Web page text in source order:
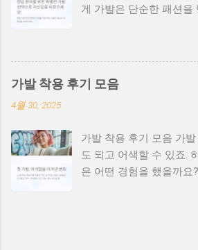
게 가발은 단순한 패션을
한 두피 상태에서는 안
매우 중요합니다. 항암
별해야 할까? 항암치료
부작용이며, 두피 또한
전문센터의 장점 ✅ 전문
전성 검증 완료 ✅ 민감
봉제 처리 ✅ 환자 상태에
항암가발 선택 시 체크
가발 착용 후기 모음
4월 30, 2025
가발 착용 후기 모음 가
도 되고 어색할 수 있죠.
은 어떤 경험을 했을까요
션가발 후기 "SNS에서